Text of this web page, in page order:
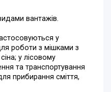
вантажів.
у
роботи з мішками з
у лісовому
та транспортування
прибирання сміття,